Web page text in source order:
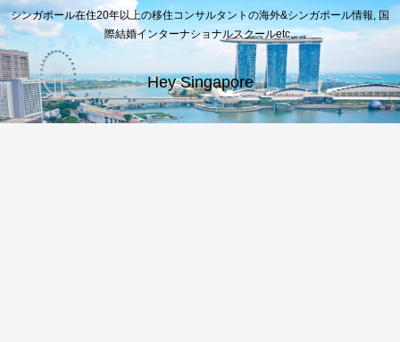
シンガポール在住20年以上の移住コンサルタントの海外&シンガポール情報, 国
際結婚インターナショナルスクールetc..
Hey Singapore